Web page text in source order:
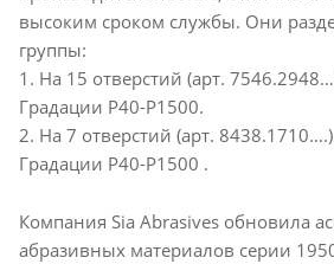
высоким сроком службы. Они
группы:
1. На 15 отверстий (арт.
Градации P40-P1500.
2. На 7 отверстий (арт.
Градации P40-P1500 .
Компания Sia Abrasives обновила
абразивных материалов серии